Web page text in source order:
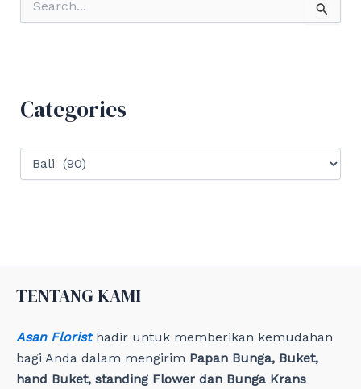
o
Categories
i
s
TENTANG KAMI
Asan Floristhadir untuk memberikan kemudahan
bagi Anda dalam mengirim Papan Bunga, Buket,
hand Buket, standing Flower dan Bunga Krans